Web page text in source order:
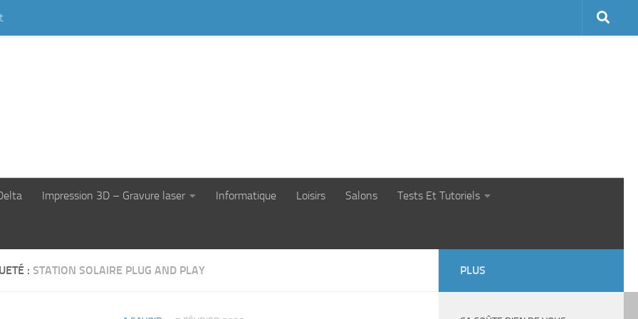
Impression 3D – Gravure laser Informatique Loisirs Salons Tests Et Tutoriels
: STATION SOLAIRE PLUG AND PLAY PLUS